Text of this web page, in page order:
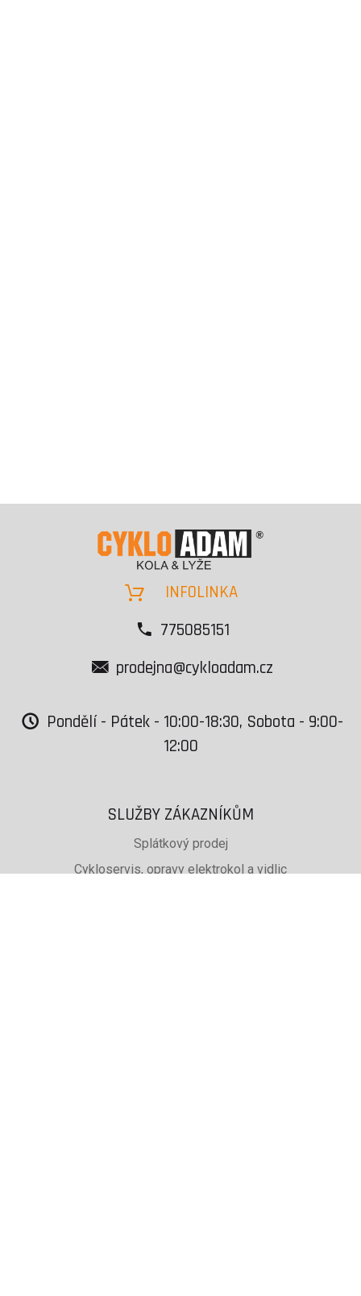
INFOLINKA
775085151
prodejna@cykloadam.cz
Pondělí - Pátek - 10:00-18:30, Sobota - 9:00-
12:00
SLUŽBY ZÁKAZNÍKŮM
Splátkový prodej
Cykloservis, opravy elektrokol a vidlic